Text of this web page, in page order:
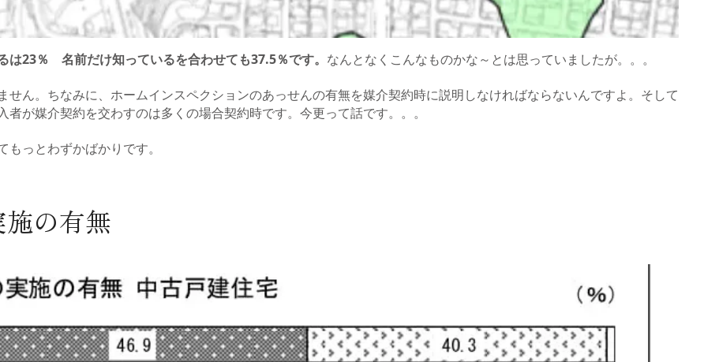
は23％ 名前だけ知っているを合わせても37.5％です。 なんとなくこんなものかな～とは思っていましたが。。。
ん。ちなみに、ホームインスペクションのあっせんの有無を媒介契約時に説明しなければならないんですよ。そして
が媒介契約を交わすのは多くの場合契約時です。今更って話です。。。
っとわずかばかりです。
の有無